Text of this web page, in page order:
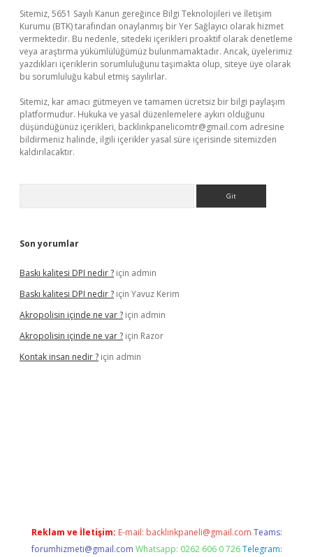
Sitemiz, 5651 Sayılı Kanun gereğince Bilgi Teknolojileri ve İletişim
Kurumu (BTK) tarafından onaylanmış bir Yer Sağlayıcı olarak hizmet
vermektedir. Bu nedenle, sitedeki içerikleri proaktif olarak denetleme
veya araştırma yükümlülüğümüz bulunmamaktadır. Ancak, üyelerimiz
yazdıkları içeriklerin sorumluluğunu taşımakta olup, siteye üye olarak
bu sorumluluğu kabul etmiş sayılırlar.
Sitemiz, kar amacı gütmeyen ve tamamen ücretsiz bir bilgi paylaşım
platformudur. Hukuka ve yasal düzenlemelere aykırı olduğunu
düşündüğünüz içerikleri, backlinkpanelicomtr@gmail.com adresine
bildirmeniz halinde, ilgili içerikler yasal süre içerisinde sitemizden
kaldırılacaktır.
Son yorumlar
Baskı kalitesi DPI nedir ? için admin
Baskı kalitesi DPI nedir ? için Yavuz Kerim
Akropolisin içinde ne var ? için admin
Akropolisin içinde ne var ? için Razor
Kontak insan nedir ? için admin
Reklam ve İletişim: E-mail: backlinkpaneli@gmail.com Teams:
forumhizmeti@gmail.com Whatsapp: 0262 606 0 726 Telegram: